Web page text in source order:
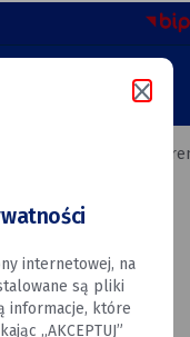
MENU
uczestniczyli w
Komunalna
internetowej, na
są pliki
informacje, które
„AKCEPTUJ”